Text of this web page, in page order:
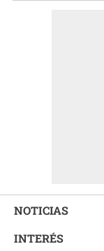
NOTICIAS
INTERÉS